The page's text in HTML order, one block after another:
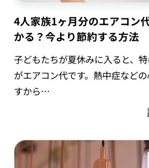
4人家族1ヶ月分のエアコン
かる？今より節約する方法
子どもたちが夏休みに入ると、
がエアコン代です。熱中症など
すから…